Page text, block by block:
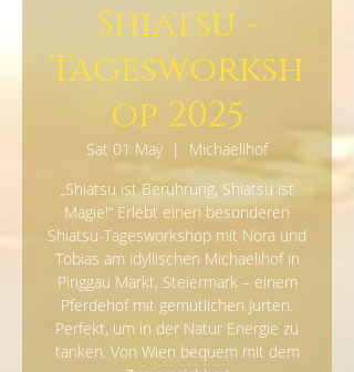
Shiatsu -
Tagesworksh
op 2025
Sat 01 May
  |
Michaelihof
„Shiatsu ist Berührung, Shiatsu ist
Magie!“ Erlebt einen besonderen
Shiatsu-Tagesworkshop mit Nora und
Tobias am idyllischen Michaelihof in
Pinggau Markt, Steiermark – einem
Pferdehof mit gemütlichen Jurten.
Perfekt, um in der Natur Energie zu
tanken. Von Wien bequem mit dem